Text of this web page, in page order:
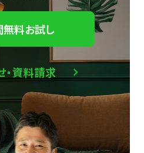
料お試し
・資料請求